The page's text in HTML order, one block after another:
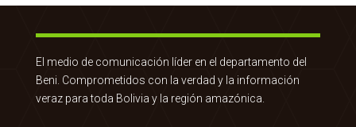
El medio de comunicación líder en el departamento del
Beni. Comprometidos con la verdad y la información
veraz para toda Bolivia y la región amazónica.